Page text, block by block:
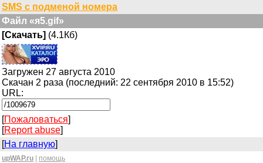
SMS с подменой номера
Файл «я5.gif»
[Скачать] (4.1Кб)
Загружен 27 августа 2010
Скачан 2 раза (последний: 22 сентября 2010 в 15:52)
URL:
[Пожаловаться]
[Report abuse]
[На главную]
upWAP.ru помощь